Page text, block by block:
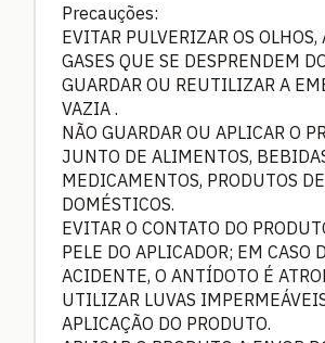
Precauções:
EVITAR PULVERIZAR OS OLHOS,
GASES QUE SE DESPRENDEM
GUARDAR OU REUTILIZAR A
VAZIA .
NÃO GUARDAR OU APLICAR O
JUNTO DE ALIMENTOS,
MEDICAMENTOS, PRODUTOS
DOMÉSTICOS.
EVITAR O CONTATO DO
PELE DO APLICADOR; EM CASO
ACIDENTE, O ANTÍDOTO É
UTILIZAR LUVAS
APLICAÇÃO DO PRODUTO.